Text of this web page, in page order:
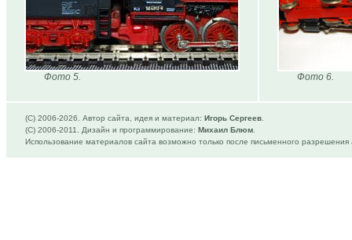
Фото 5. Фото 6.
(C) 2006-2026. Автор сайта, идея и материал: Игорь Сергеев
(C) 2006-2011. Дизайн и программирование: Михаил Блюм
Использование материалов сайта возможно только после письменного разрешения